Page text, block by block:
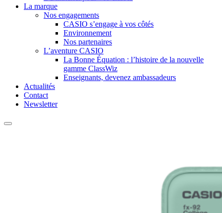
La marque
Nos engagements
CASIO s’engage à vos côtés
Environnement
Nos partenaires
L’aventure CASIO
La Bonne Équation : l’histoire de la nouvelle
gamme ClassWiz
Enseignants, devenez ambassadeurs
Actualités
Contact
Newsletter